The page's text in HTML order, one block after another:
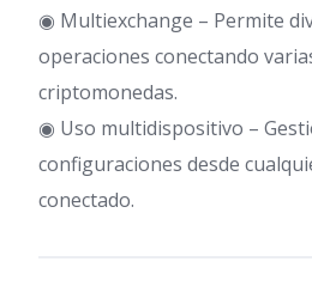
◉ Multiexchange – Permite
operaciones conectando
criptomonedas.
◉ Uso multidispositivo –
configuraciones desde
conectado.